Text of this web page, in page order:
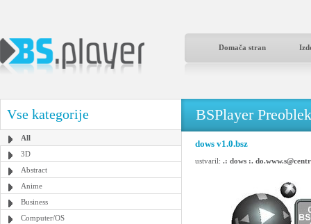
Domača stran
Vse kategorije
All
3D
Abstract
Anime
Business
Computer/OS
BSPlayer
dows v1.0.bsz
ustvaril: .: dows :.